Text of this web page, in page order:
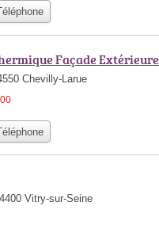
Façade Extérieure
Chevilly-Larue
Vitry-sur-Seine